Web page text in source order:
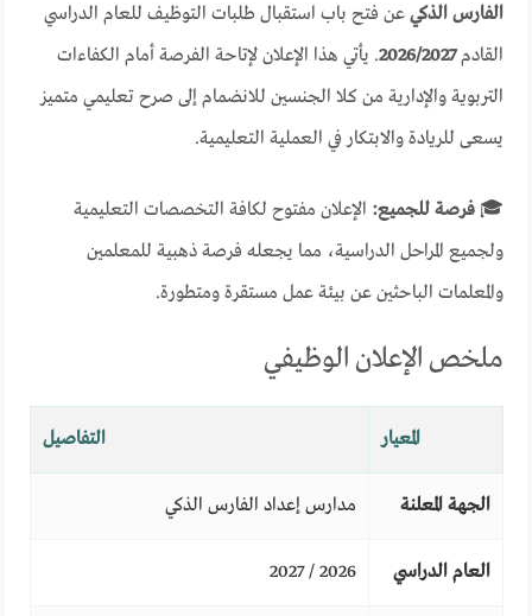
الفارس الذكي عن فتح باب استقبال طلبات التوظيف للعام الدراسي
القادم2026/2027. يأتي هذا الإعلان لإتاحة الفرصة أمام الكفاءات
التربوية والإدارية من كلا الجنسين للانضمام إلى صرح تعليمي متميز
يسعى للريادة والابتكار في العملية التعليمية.
🎓فرصة للجميع: الإعلان مفتوح لكافة التخصصات التعليمية
ولجميع المراحل الدراسية، مما يجعله فرصة ذهبية للمعلمين
والمعلمات الباحثين عن بيئة عمل مستقرة ومتطورة.
ملخص الإعلان الوظيفي
المعيار التفاصيل
الجهة المعلنة مدارس إعداد الفارس الذكي
العام الدراسي 2026 / 2027